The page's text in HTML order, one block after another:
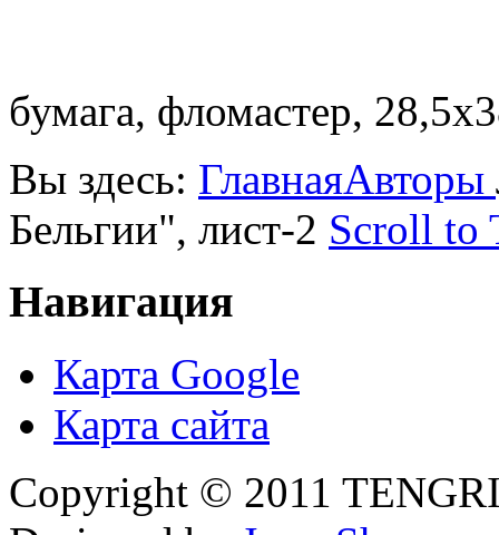
бумага, фломастер,
Вы здесь: ГлавнаяАвторы
Бельгии", лист-2 Scroll to
Навигация
Карта Google
Карта сайта
Copyright © 2011